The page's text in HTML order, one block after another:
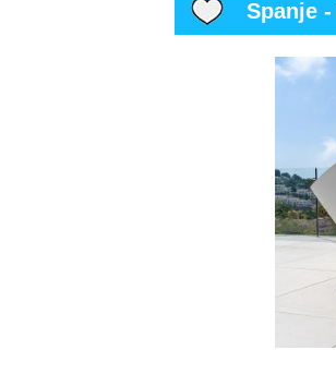
Spanje -